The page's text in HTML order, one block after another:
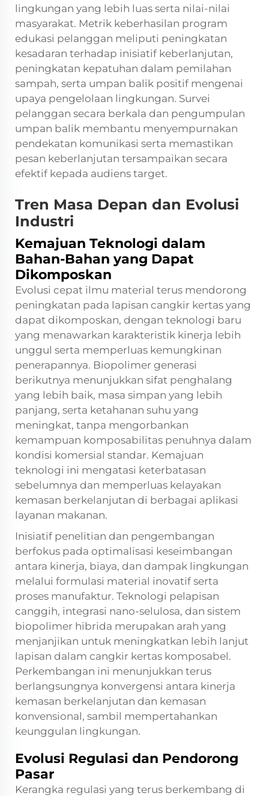
lingkungan yang lebih luas serta nilai-nilai
masyarakat. Metrik keberhasilan program
edukasi pelanggan meliputi peningkatan
kesadaran terhadap inisiatif keberlanjutan,
peningkatan kepatuhan dalam pemilahan
sampah, serta umpan balik positif mengenai
upaya pengelolaan lingkungan. Survei
pelanggan secara berkala dan pengumpulan
umpan balik membantu menyempurnakan
pendekatan komunikasi serta memastikan
pesan keberlanjutan tersampaikan secara
efektif kepada audiens target.
Tren Masa Depan dan Evolusi
Industri
Kemajuan Teknologi dalam
Bahan-Bahan yang Dapat
Dikomposkan
Evolusi cepat ilmu material terus mendorong
peningkatan pada lapisan cangkir kertas yang
dapat dikomposkan, dengan teknologi baru
yang menawarkan karakteristik kinerja lebih
unggul serta memperluas kemungkinan
penerapannya. Biopolimer generasi
berikutnya menunjukkan sifat penghalang
yang lebih baik, masa simpan yang lebih
panjang, serta ketahanan suhu yang
meningkat, tanpa mengorbankan
kemampuan komposabilitas penuhnya dalam
kondisi komersial standar. Kemajuan
teknologi ini mengatasi keterbatasan
sebelumnya dan memperluas kelayakan
kemasan berkelanjutan di berbagai aplikasi
layanan makanan.
Inisiatif penelitian dan pengembangan
berfokus pada optimalisasi keseimbangan
antara kinerja, biaya, dan dampak lingkungan
melalui formulasi material inovatif serta
proses manufaktur. Teknologi pelapisan
canggih, integrasi nano-selulosa, dan sistem
biopolimer hibrida merupakan arah yang
menjanjikan untuk meningkatkan lebih lanjut
lapisan dalam cangkir kertas komposabel.
Perkembangan ini menunjukkan terus
berlangsungnya konvergensi antara kinerja
kemasan berkelanjutan dan kemasan
konvensional, sambil mempertahankan
keunggulan lingkungan.
Evolusi Regulasi dan Pendorong
Pasar
Kerangka regulasi yang terus berkembang di